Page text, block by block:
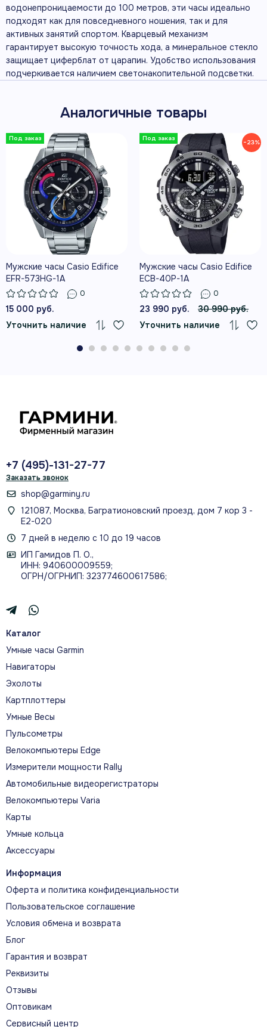
водонепроницаемости до 100 метров, эти часы идеально
подходят как для повседневного ношения, так и для
активных занятий спортом. Кварцевый механизм
гарантирует высокую точность хода, а минеральное стекло
защищает циферблат от царапин. Удобство использования
подчеркивается наличием светонакопительной подсветки.
Аналогичные товары
Мужские часы Casio Edifice
EFR-573HG-1A
0
15 000 руб.
Уточнить наличие
−23%
Мужские часы Casio Edifice
ECB-40P-1A
0
23 990 руб.
30 990 руб.
Уточнить наличие
+7 (495)-131-27-77
Заказать звонок
shop@garminy.ru
121087, Москва, Багратионовский проезд, дом 7 кор 3 -
Е2-020
7 дней в неделю с 10 до 19 часов
ИП Гамидов П. О.,
ИНН: 940600009559;
ОГРН/ОГРНИП: 323774600617586;
Каталог
Умные часы Garmin
Навигаторы
Эхолоты
Картплоттеры
Умные Весы
Пульсометры
Велокомпьютеры Edge
Измерители мощности Rally
Автомобильные видеорегистраторы
Велокомпьютеры Varia
Карты
Умные кольца
Аксессуары
Информация
Оферта и политика конфиденциальности
Пользовательское соглашение
Условия обмена и возврата
Блог
Гарантия и возврат
Реквизиты
Отзывы
Оптовикам
Сервисный центр